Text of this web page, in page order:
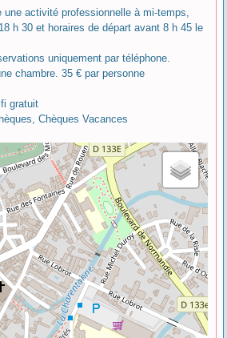
activité professionnelle à mi-temps,
h 30 et horaires de départ avant 8 h 45 le
uniquement par téléphone.
chambre. 35 € par personne
gratuit
Chèques Vacances